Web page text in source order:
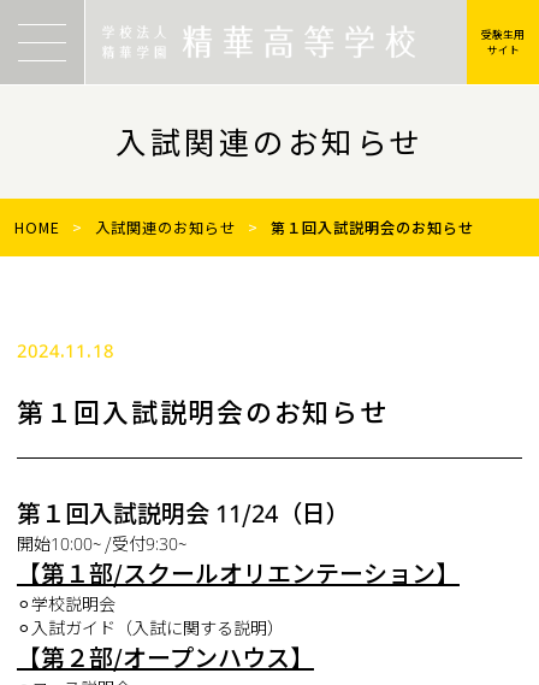
受験生用
サイト
入試関連のお知らせ
HOME > 入試関連のお知らせ > 第１回入試説明会のお知らせ
第１回入試説明会のお知らせ
2024.11.18
第１回入試説明会 11/24（日）
開始10:00~ /受付9:30~
【第１部/スクールオリエンテーション】
⚪︎学校説明会
⚪︎入試ガイド（入試に関する説明）
【第２部/オープンハウス】